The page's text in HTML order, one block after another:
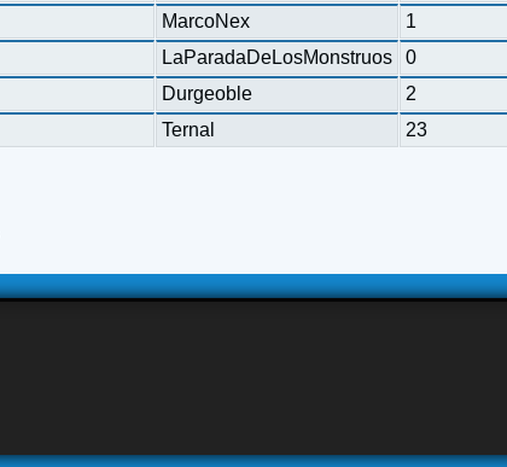
MarcoNex 1
LaParadaDeLosMonstruos 0
Durgeoble 2
Ternal 23